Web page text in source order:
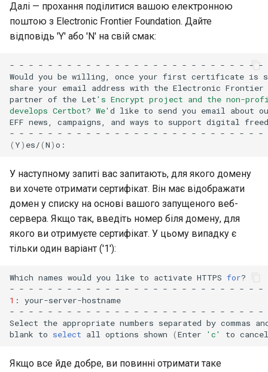
Далі — прохання поділитися вашою електронною
поштою з Electronic Frontier Foundation. Дайте
відповідь 'Y' або 'N' на свій смак:
- - - - - - - - - - - - - - - - - - - - - - - - - - -
Would you be willing, once your first certificate is
share your email address with the Electronic Frontier
partner of the Let's Encrypt project and the non-
develops Certbot? We' d like to send you email about
EFF news, campaigns, and ways to support digital
- - - - - - - - - - - - - - - - - - - - - - - - - - -
( Y) es/(N)
У наступному запиті вас запитають, для якого домену
ви хочете отримати сертифікат. Він має відображати
домен у списку на основі вашого запущеного веб-
сервера. Якщо так, введіть номер біля домену, для
якого ви отримуєте сертифікат. У цьому випадку є
тільки один варіант ('1'):
Which names would you like to activate HTTPS for?
- - - - - - - - - - - - - - - - - - - - - - - - - - -
1 :
your-server-hostname
- - - - - - - - - - - - - - - - - - - - - - - - - - -
Select the appropriate numbers separated by commas
blank to select all options shown (Enter 'c' to cancel
Якщо все йде добре, ви повинні отримати таке